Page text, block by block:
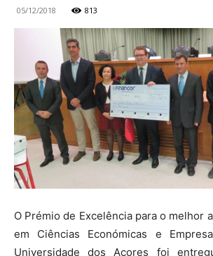
05/12/2018 813
O Prémio de Excelência para o melhor
em Ciências Económicas e
Universidade dos Açores foi